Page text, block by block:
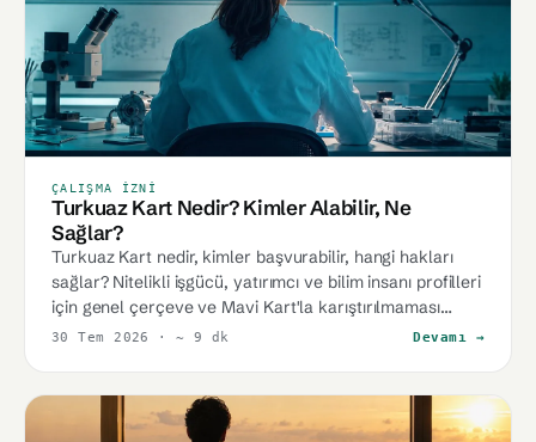
ÇALIŞMA İZNI
Turkuaz Kart Nedir? Kimler Alabilir, Ne
Sağlar?
Turkuaz Kart nedir, kimler başvurabilir, hangi hakları
sağlar? Nitelikli işgücü, yatırımcı ve bilim insanı profilleri
için genel çerçeve ve Mavi Kart'la karıştırılmaması
gereken noktalar.
30 Tem 2026 · ~ 9 dk Devamı →